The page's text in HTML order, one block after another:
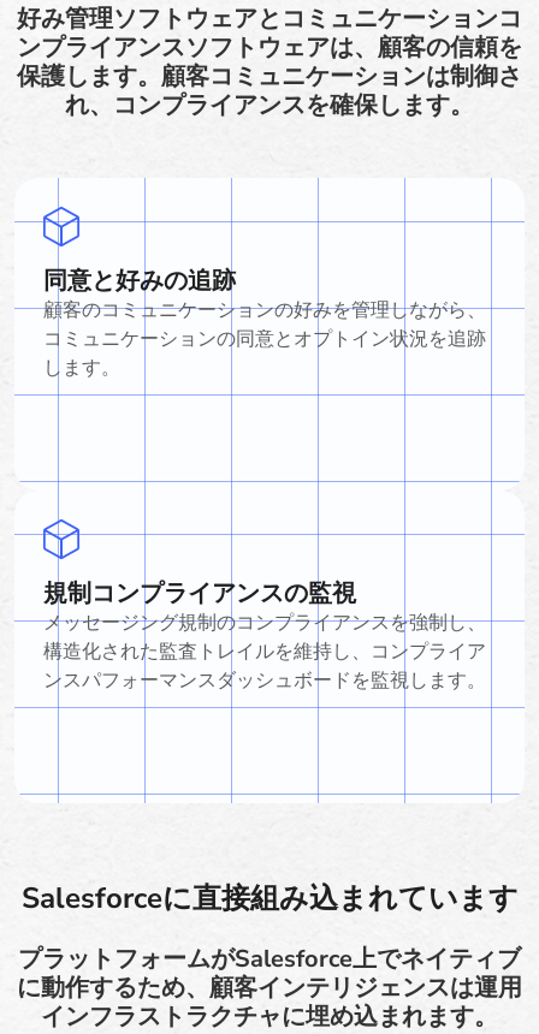
好み管理ソフトウェアとコミュニケーションコ
ンプライアンスソフトウェアは、顧客の信頼を
保護します。顧客コミュニケーションは制御さ
れ、コンプライアンスを確保します。
同意と好みの追跡
顧客のコミュニケーションの好みを管理しながら、
コミュニケーションの同意とオプトイン状況を追跡
します。
規制コンプライアンスの監視
メッセージング規制のコンプライアンスを強制し、
構造化された監査トレイルを維持し、コンプライア
ンスパフォーマンスダッシュボードを監視します。
Salesforceに直接組み込まれています
プラットフォームがSalesforce上でネイティブ
に動作するため、顧客インテリジェンスは運用
インフラストラクチャに埋め込まれます。